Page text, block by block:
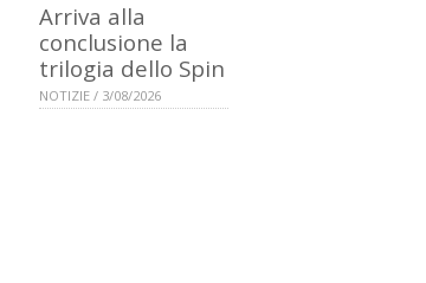
Arriva alla
conclusione la
trilogia dello Spin
NOTIZIE / 3/08/2026